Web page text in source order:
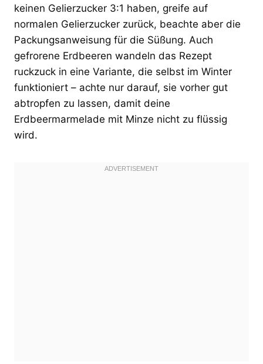
keinen Gelierzucker 3:1 haben, greife auf
normalen Gelierzucker zurück, beachte aber die
Packungsanweisung für die Süßung. Auch
gefrorene Erdbeeren wandeln das Rezept
ruckzuck in eine Variante, die selbst im Winter
funktioniert – achte nur darauf, sie vorher gut
abtropfen zu lassen, damit deine
Erdbeermarmelade mit Minze nicht zu flüssig
wird.